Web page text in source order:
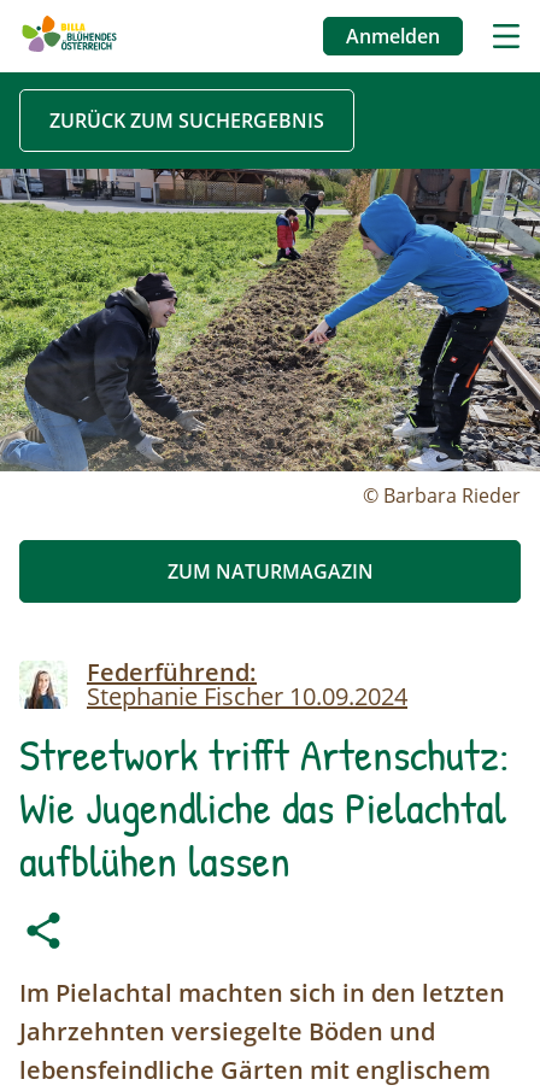
Direkt
zum
Inhalt
Benutzermenü
Anmelden
ZURÜCK ZUM SUCHERGEBNIS
Image
© Barbara Rieder
ZUM NATURMAGAZIN
ImageFederführend:
Stephanie Fischer 10.09.2024
Streetwork trifft Artenschutz:
Wie Jugendliche das Pielachtal
aufblühen lassen
Im Pielachtal machten sich in den letzten
Jahrzehnten versiegelte Böden und
lebensfeindliche Gärten mit englischem